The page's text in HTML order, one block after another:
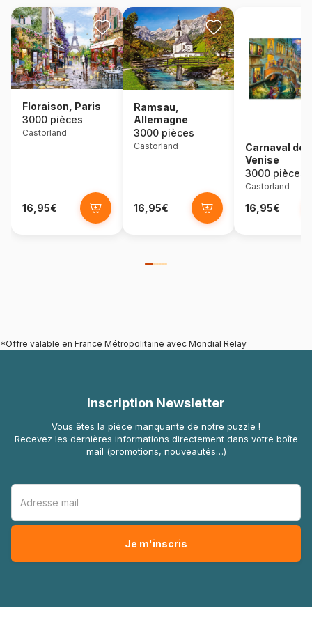
Floraison, Paris
3000 pièces
Castorland
16,95€
Ramsau,
Allemagne
3000 pièces
Castorland
16,95€
Carnaval de
Venise
3000 pièces
Castorland
16,95€
*Offre valable en France Métropolitaine avec Mondial Relay
Inscription Newsletter
Vous êtes la pièce manquante de notre puzzle !
Recevez les dernières informations directement dans votre boîte
mail (promotions, nouveautés…)